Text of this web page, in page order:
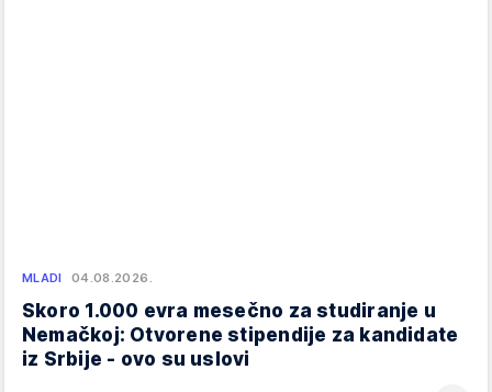
MLADI 04.08.2026.
Skoro 1.000 evra mesečno za studiranje u
Nemačkoj: Otvorene stipendije za kandidate
iz Srbije - ovo su uslovi